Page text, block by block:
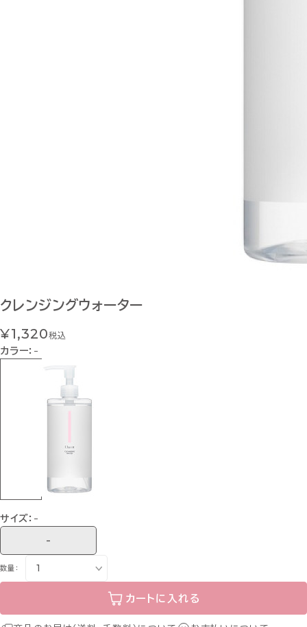
クレンジングウォーター
¥1,320税込
カラー： -
サイズ： -
-
数量：
カートに入れる